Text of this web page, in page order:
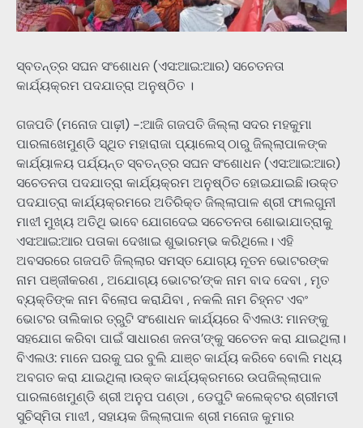
ସ୍ବତନ୍ତ୍ର ସଘନ ସଂଶୋଧନ (ଏସ:ଆଇ:ଆର) ସଚେତନତା
କାର୍ଯ୍ୟକ୍ରମ ପଦଯାତ୍ରା ଅନୁଷ୍ଠିତ ।
ଗଜପତି (ମନୋଜ ପାଢ଼ୀ) -:ଆଜି ଗଜପତି ଜିଲ୍ଲା ସଦର ମହକୁମା
ପାରଳାଖେମୁଣ୍ଡି ସ୍ଥିତ ମହାରାଜା ପ୍ୟାଲେସ୍‌ ଠାରୁ ଜିଲ୍ଲାପାଳଙ୍କ
କାର୍ଯ୍ୟାଳୟ ପର୍ଯ୍ୟନ୍ତ ସ୍ବତନ୍ତ୍ର ସଘନ ସଂଶୋଧନ (ଏସ:ଆଇ:ଆର)
ସଚେତନତା ପଦଯାତ୍ରା କାର୍ଯ୍ୟକ୍ରମ ଅନୁଷ୍ଠିତ ହୋଇଯାଇଛି।ଉକ୍ତ
ପଦଯାତ୍ରା କାର୍ଯ୍ୟକ୍ରମରେ ଅତିରିକ୍ତ ଜିଲ୍ଲାପାଳ ଶ୍ରୀ ଫାଲଗୁନୀ
ମାଝୀ ମୁଖ୍ୟ ଅତିଥି ଭାବେ ଯୋଗଦେଇ ସଚେତନତା ଶୋଭାଯାତ୍ରାକୁ
ଏସ:ଆଇ:ଆର ପତାକା ଦେଖାଇ ଶୁଭାରମ୍ଭ କରିଥିଲେ। ଏହି
ଅବସରରେ ଗଜପତି ଜିଲ୍ଲାର ସମସ୍ତ ଯୋଗ୍ୟ ନୂତନ ଭୋଟରଙ୍କ
ନାମ ପଞ୍ଜୀକରଣ , ଅଯୋଗ୍ୟ ଭୋଟର’ଙ୍କ ନାମ ବାଦ ଦେବା , ମୃତ
ବ୍ୟକ୍ତିଙ୍କ ନାମ ବିଲୋପ କରାଯିବା , ନକଲି ନାମ ଚିହ୍ନଟ ଏବଂ
ଭୋଟର ତାଲିକାର ତ୍ରୁଟି ସଂଶୋଧନ କାର୍ଯ୍ୟରେ ବିଏଲଓ: ମାନଙ୍କୁ
ସହଯୋଗ କରିବା ପାଇଁ ସାଧାରଣ ଜନତା’ଙ୍କୁ ସଚେତନ କରା ଯାଇଥିଲା।
ବିଏଲଓ: ମାନେ ଘରକୁ ଘର ବୁଲି ଯାଞ୍ଚ କାର୍ଯ୍ୟ କରିବେ ବୋଲି ମଧ୍ୟ
ଅବଗତ କରା ଯାଇଥିଲା।ଉକ୍ତ କାର୍ଯ୍ୟକ୍ରମରେ ଉପଜିଲ୍ଲାପାଳ
ପାରଳାଖେମୁଣ୍ଡି ଶ୍ରୀ ଅନୁପ ପଣ୍ଡା , ଡେପୁଟି କଲେକ୍ଟର ଶ୍ରୀମତୀ
ସୁଚିସ୍ମିତା ମାଝୀ , ସହାୟକ ଜିଲ୍ଲାପାଳ ଶ୍ରୀ ମନୋଜ କୁମାର